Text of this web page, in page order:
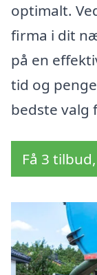
optimalt.
firma i dit
på en
tid og
bedste valg
Få 3